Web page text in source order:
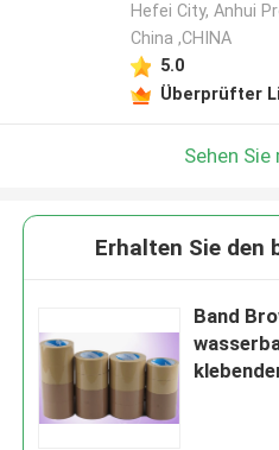
Hefei City, Anhui
China ,CHINA
5.0
Überprüfter
Sehen Sie
Erhalten Sie den
Band